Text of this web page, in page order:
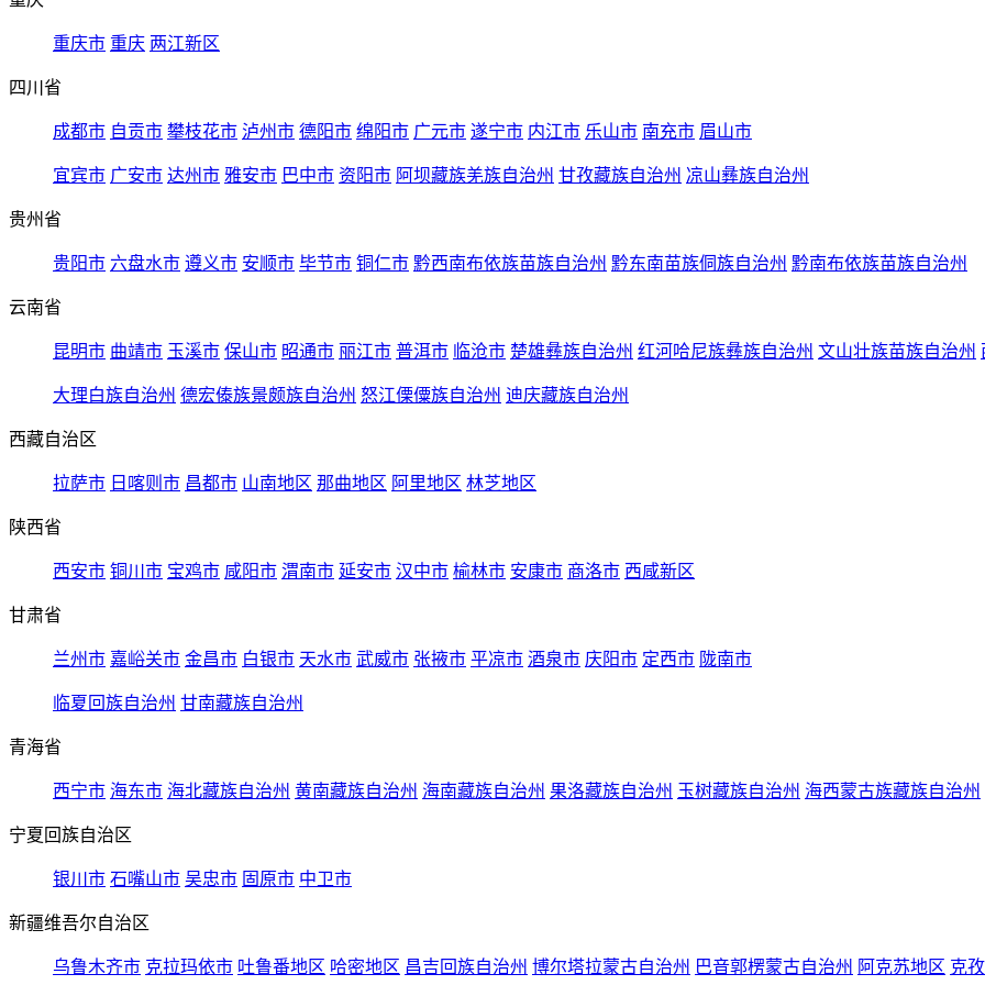
重庆市 重庆 两江新区
四川省
成都市 自贡市 攀枝花市 泸州市 德阳市 绵阳市 广元市 遂宁市 内江市 乐山市 南充市 眉山市
宜宾市 广安市 达州市 雅安市 巴中市 资阳市 阿坝藏族羌族自治州 甘孜藏族自治州 凉山彝族自治州
贵州省
贵阳市 六盘水市 遵义市 安顺市 毕节市 铜仁市 黔西南布依族苗族自治州 黔东南苗族侗族自治州 黔南布依族苗族自治州
云南省
昆明市 曲靖市 玉溪市 保山市 昭通市 丽江市 普洱市 临沧市 楚雄彝族自治州 红河哈尼族彝族自治州 文山壮族苗族自治州
大理白族自治州 德宏傣族景颇族自治州 怒江傈僳族自治州 迪庆藏族自治州
西藏自治区
拉萨市 日喀则市 昌都市 山南地区 那曲地区 阿里地区 林芝地区
陕西省
西安市 铜川市 宝鸡市 咸阳市 渭南市 延安市 汉中市 榆林市 安康市 商洛市 西咸新区
甘肃省
兰州市 嘉峪关市 金昌市 白银市 天水市 武威市 张掖市 平凉市 酒泉市 庆阳市 定西市 陇南市
临夏回族自治州 甘南藏族自治州
青海省
西宁市 海东市 海北藏族自治州 黄南藏族自治州 海南藏族自治州 果洛藏族自治州 玉树藏族自治州 海西蒙古族藏族自治州
宁夏回族自治区
银川市 石嘴山市 吴忠市 固原市 中卫市
新疆维吾尔自治区
乌鲁木齐市 克拉玛依市 吐鲁番地区 哈密地区 昌吉回族自治州 博尔塔拉蒙古自治州 巴音郭楞蒙古自治州 阿克苏地区 克